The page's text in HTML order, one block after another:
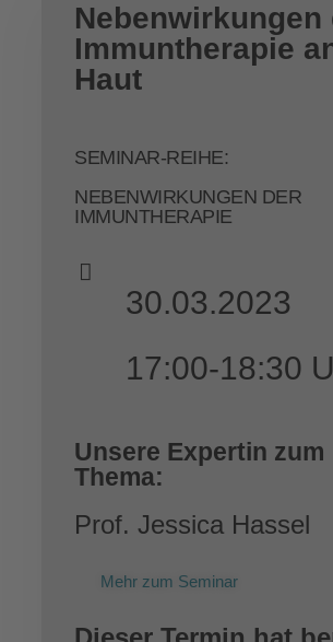
Nebenwirkungen
Immuntherapie
Haut
SEMINAR-REIHE:
NEBENWIRKUNGEN DER
IMMUNTHERAPIE
30.03.2023
17:00-18:30
Unsere Expertin zum
Thema:
Prof. Jessica Hassel
Mehr zum Seminar